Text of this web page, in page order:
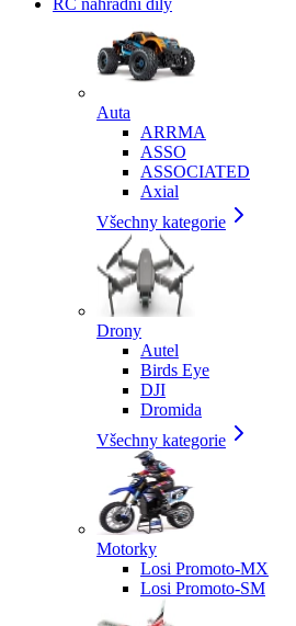
RC náhradní díly
Auta
ARRMA
ASSO
ASSOCIATED
Axial
Všechny kategorie
Drony
Autel
Birds Eye
DJI
Dromida
Všechny kategorie
Motorky
Losi Promoto-MX
Losi Promoto-SM